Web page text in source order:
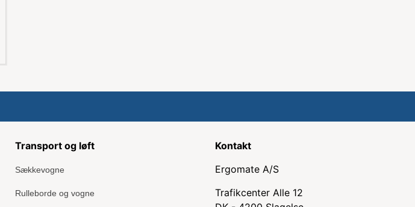
Transport og løft
Sækkevogne
Rulleborde og vogne
Kontakt
Ergomate A/S
Trafikcenter Alle 12